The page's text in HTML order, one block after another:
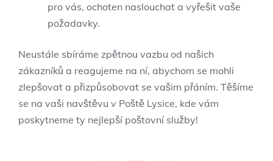
pro vás, ochoten naslouchat a vyřešit vaše
požadavky.
Neustále sbíráme zpětnou vazbu od našich
zákazníků a reagujeme na ní, abychom se mohli
zlepšovat a přizpůsobovat se vašim přáním. Těšíme
se na vaši navštěvu v Poště Lysice, kde vám
poskytneme ty nejlepší poštovní služby!